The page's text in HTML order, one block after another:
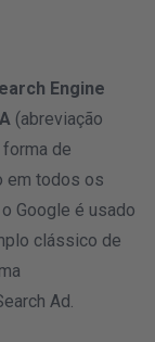
Engine
(abreviação
forma de
em todos os
Google é usado
clássico de
Ad.